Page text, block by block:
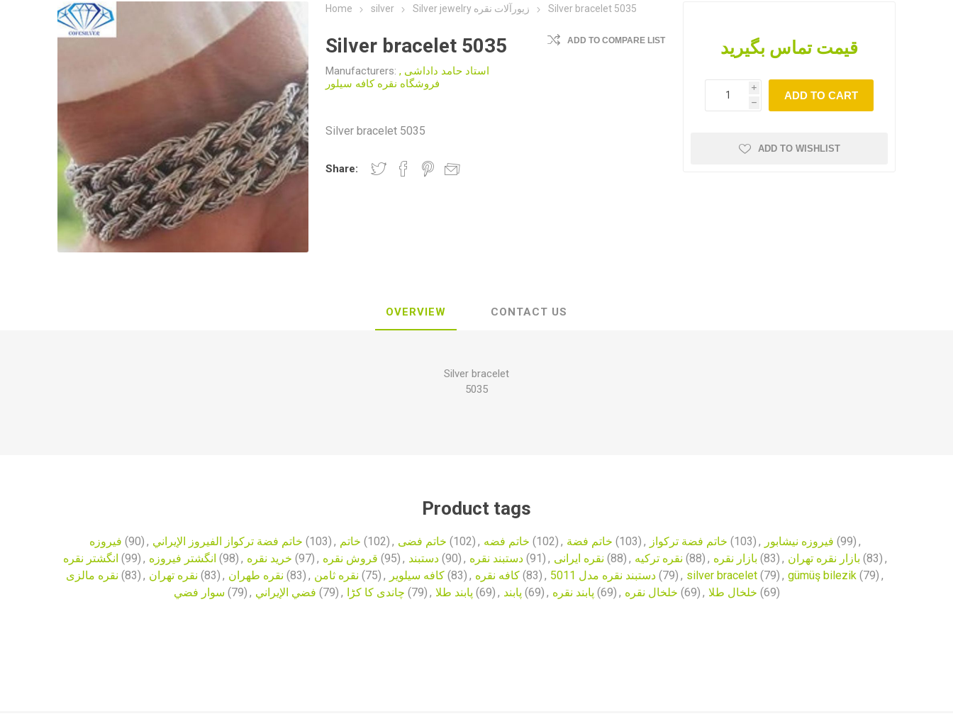
Home silver Silver jewelry زیورآلات نقره Silver bracelet 5035
Silver bracelet 5035
Manufacturers: استاد حامد داداشی ,
فروشگاه نقره کافه سیلور
ADD TO COMPARE LIST
Silver bracelet 5035
Share:
قیمت تماس بگیرید
i
h
ADD TO CART
ADD TO WISHLIST
OVERVIEW CONTACT US
Silver bracelet
5035
Product tags
فیروزه (90) , خاتم فضة تركواز الفيروز الإيراني (103) , خاتم (102) , خاتم فضی (102) , خاتم فضه (102) , خاتم فضة (103) , خاتم فضة تركواز (103) , فیروزه نیشابور (99) ,
انگشتر نقره (99) , انگشتر فیروزه (98) , خرید نقره (97) , قروش نقره (95) , دستبند (90) , دستبند نقره (91) , نقره ایرانی (88) , نقره ترکیه (88) , بازار نقره (83) , بازار نقره تهران (83) ,
نقره مالزی (83) , نقره تهران (83) , نقره طهران (83) , نقره ثامن (75) , کافه سیلویر (83) , کافه نقره (83) , دستبند نقره مدل 5011 (79) , silver bracelet (79) , gümüş bilezik (79) ,
سوار فضي (79) , فضي الإيراني (79) , چاندی کا کڑا (79) , پابند طلا (69) , پابند (69) , پابند نقره (69) , خلخال نقره (69) , خلخال طلا (69)